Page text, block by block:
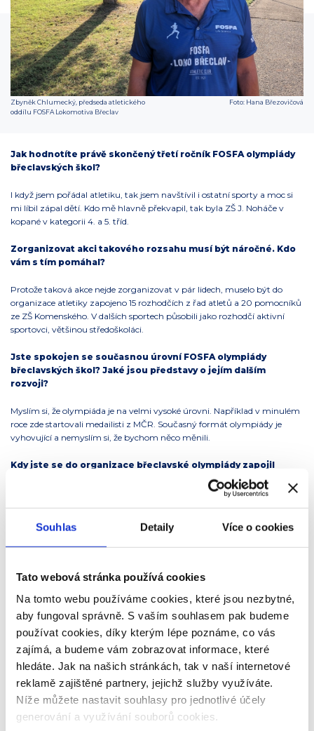
Souhlas Detaily Více o cookies
Tato webová stránka používá cookies
Na tomto webu používáme cookies, které jsou nezbytné,
aby fungoval správně. S vaším souhlasem pak budeme
používat cookies, díky kterým lépe poznáme, co vás
zajímá, a budeme vám zobrazovat informace, které
hledáte. Jak na našich stránkách, tak v naší internetové
reklamě zajištěné partnery, jejichž služby využíváte.
Níže můžete nastavit souhlasy pro jednotlivé účely
generování a využívání souborů cookies.
Zbyněk Chlumecký, předseda atletického
oddílu FOSFA Lokomotiva Břeclav
Foto: Hana Březovičová
Jak hodnotíte právě skončený třetí ročník FOSFA olympiády
břeclavských škol?
I když jsem pořádal atletiku, tak jsem navštívil i ostatní sporty a moc si
mi líbil zápal dětí. Kdo mě hlavně překvapil, tak byla ZŠ J. Noháče v
kopané v kategorii 4. a 5. tříd.
Zorganizovat akci takového rozsahu musí být náročné. Kdo
vám s tím pomáhal?
Protože taková akce nejde zorganizovat v pár lidech, muselo být do
organizace atletiky zapojeno 15 rozhodčích z řad atletů a 20 pomocníků
ze ZŠ Komenského. V dalších sportech působili jako rozhodčí aktivní
sportovci, většinou středoškoláci.
Jste spokojen se současnou úrovní FOSFA olympiády
břeclavských škol? Jaké jsou představy o jejím dalším
rozvoji?
Myslím si, že olympiáda je na velmi vysoké úrovni. Například v minulém
roce zde startovali medailisti z MČR. Současný formát olympiády je
vyhovující a nemyslím si, že bychom něco měnili.
Kdy jste se do organizace břeclavské olympiády zapojil
1980. V roce 1991 jsme společně s kolegy z atletického oddílu obnovili
Olympiádu břeclavských škol v atletice. V této podobě se soutěžilo až do
vznikl nápad uspořádat olympiádu ve sportech organizovaných pod
FOSFOU. První ročník to bylo 5 sportů – atletika, volejbal, fotbal, stolní
tenis a hokej (hraje se florbal), při druhém ročníku se už připojilo i judo.
údaj znamená?
Jsem rád, že se počty průběžně zvyšují a že to není tak, jak se pořád
mluví, že děti už nemají vztah ke sportu. Ale myslím si, že už se počty
zvyšovat nebudou, protože jsme organizátorsky a časově omezeni.
Umíte si představit, že by se v budoucnu toto prestižní